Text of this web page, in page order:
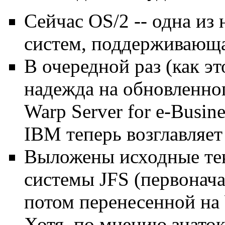
Сейчас OS/2 -- одна
систем,
В очередной раз (как
надежда на
Warp Server for e-
IBM теперь
Выложены исходные
системы JFS
потом перенесенной